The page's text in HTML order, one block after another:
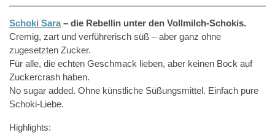
Schoki Sara– die Rebellin unter den Vollmilch-Schokis.
Cremig, zart und verführerisch süß – aber ganz ohne
zugesetzten Zucker.
Für alle, die echten Geschmack lieben, aber keinen Bock auf
Zuckercrash haben.
No sugar added. Ohne künstliche Süßungsmittel. Einfach pure
Schoki-Liebe.
Highlights: